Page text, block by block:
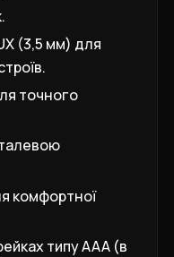
(3,5 мм) для
точного
комфортної
типу AAA (в